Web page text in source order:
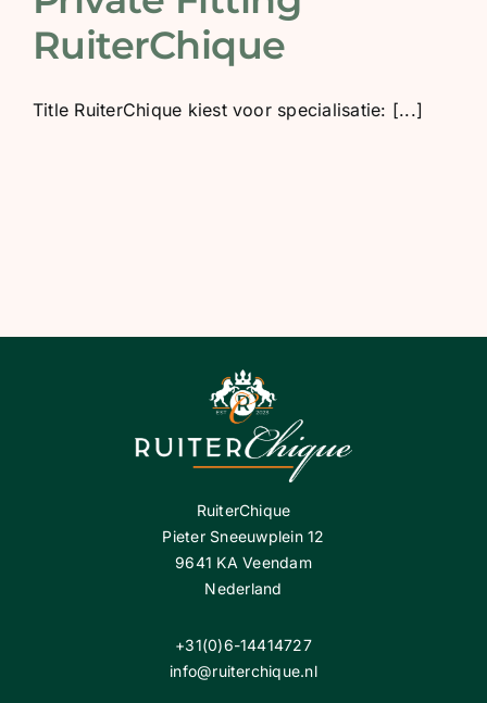
RuiterChique
Title RuiterChique kiest voor specialisatie: [...]
RuiterChique
Pieter Sneeuwplein 12
9641 KA Veendam
Nederland
+31(0)6-14414727
info@ruiterchique.nl